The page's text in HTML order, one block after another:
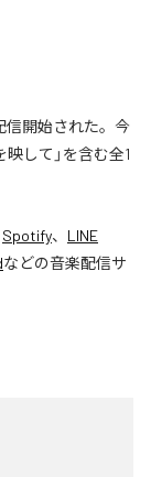
信開始された。今
して」を含む全1
Spotify、 LINE
などの音楽配信サ